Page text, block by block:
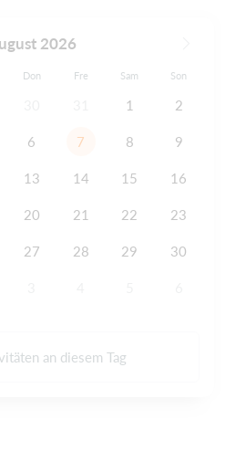
2026
Don Fre Sam Son
1 2
6 7 8 9
13 14 15 16
20 21 22 23
27 28 29 30
an diesem Tag